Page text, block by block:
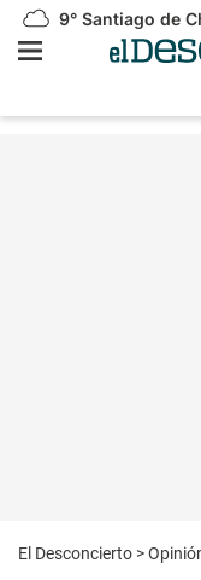
9° Santiago de
El Desconcierto >